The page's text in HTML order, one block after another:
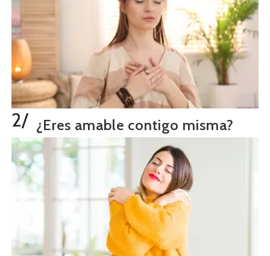
2/ ¿Eres amable contigo misma?